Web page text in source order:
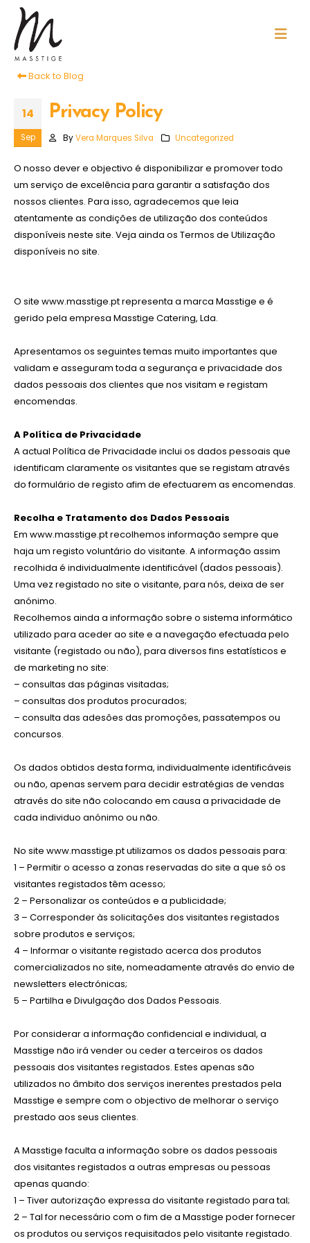
Back to Blog
14
Sep
Privacy Policy
By Vera Marques Silva Uncategorized
O nosso dever e objectivo é disponibilizar e promover todo
um serviço de excelência para garantir a satisfação dos
nossos clientes. Para isso, agradecemos que leia
atentamente as condições de utilização dos conteúdos
disponíveis neste site. Veja ainda os Termos de Utilização
disponíveis no site.
O site www.masstige.pt representa a marca Masstige e é
gerido pela empresa Masstige Catering, Lda.
Apresentamos os seguintes temas muito importantes que
validam e asseguram toda a segurança e privacidade dos
dados pessoais dos clientes que nos visitam e registam
encomendas.
A Política de Privacidade
A actual Política de Privacidade inclui os dados pessoais que
identificam claramente os visitantes que se registam através
do formulário de registo afim de efectuarem as encomendas.
Recolha e Tratamento dos Dados Pessoais
Em www.masstige.pt recolhemos informação sempre que
haja um registo voluntário do visitante. A informação assim
recolhida é individualmente identificável (dados pessoais).
Uma vez registado no site o visitante, para nós, deixa de ser
anónimo.
Recolhemos ainda a informação sobre o sistema informático
utilizado para aceder ao site e a navegação efectuada pelo
visitante (registado ou não), para diversos fins estatísticos e
de marketing no site:
– consultas das páginas visitadas;
– consultas dos produtos procurados;
– consulta das adesões das promoções, passatempos ou
concursos.
Os dados obtidos desta forma, individualmente identificáveis
ou não, apenas servem para decidir estratégias de vendas
através do site não colocando em causa a privacidade de
cada individuo anónimo ou não.
No site www.masstige.pt utilizamos os dados pessoais para:
1 – Permitir o acesso a zonas reservadas do site a que só os
visitantes registados têm acesso;
2 – Personalizar os conteúdos e a publicidade;
3 – Corresponder às solicitações dos visitantes registados
sobre produtos e serviços;
4 – Informar o visitante registado acerca dos produtos
comercializados no site, nomeadamente através do envio de
newsletters electrónicas;
5 – Partilha e Divulgação dos Dados Pessoais.
Por considerar a informação confidencial e individual, a
Masstige não irá vender ou ceder a terceiros os dados
pessoais dos visitantes registados. Estes apenas são
utilizados no âmbito dos serviços inerentes prestados pela
Masstige e sempre com o objectivo de melhorar o serviço
prestado aos seus clientes.
A Masstige faculta a informação sobre os dados pessoais
dos visitantes registados a outras empresas ou pessoas
apenas quando:
1 – Tiver autorização expressa do visitante registado para tal;
2 – Tal for necessário com o fim de a Masstige poder fornecer
os produtos ou serviços requisitados pelo visitante registado.